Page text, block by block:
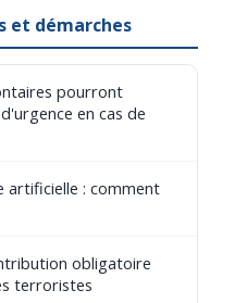
et démarches
pourront
en cas de
artificielle : comment
obligatoire
terroristes